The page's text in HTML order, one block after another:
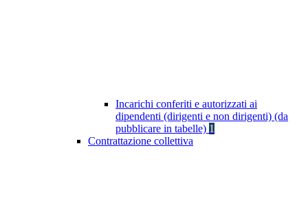
Incarichi conferiti e autorizzati ai
dipendenti (dirigenti e non dirigenti) (da
pubblicare in tabelle) 1
Contrattazione collettiva